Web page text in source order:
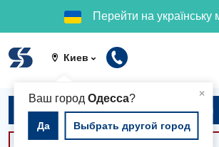
Перейти на українську
Киев
×
Ваш город Одесса?
Да Выбрать другой город
Записаться на приём